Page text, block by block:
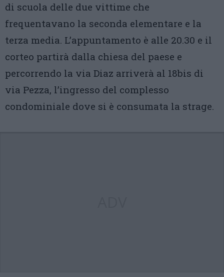
di scuola delle due vittime che
frequentavano la seconda elementare e la
terza media. L’appuntamento è alle 20.30 e il
corteo partirà dalla chiesa del paese e
percorrendo la via Diaz arriverà al 18bis di
via Pezza, l’ingresso del complesso
condominiale dove si è consumata la strage.